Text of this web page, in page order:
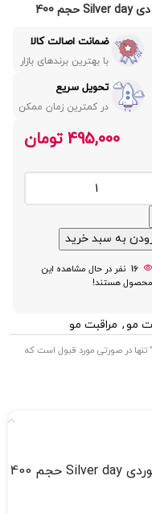
شامپو کراتین ضدریزش و تقویتی سیلور دی Silver day حجم 400
ضمانت اصالت کالا
با بهترین برندهای بازار
تحویل سریع
در کمترین زمان ممکن
495,000 تومان
به سبد خرید
16 نفر در حال مشاهده این
محصول هستند!
مو, مراقبت مو
تنها در صورتی مورد قبول است که
شامپو کراتین ضدریزش و تقویتی سیلوردی Silver day حجم 400